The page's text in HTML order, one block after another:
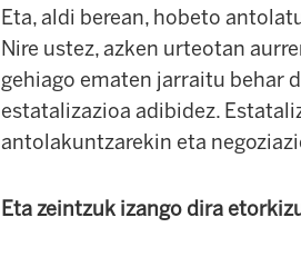
Eta, aldi berean, hobeto
Nire ustez, azken urteotan
gehiago ematen jarraitu behar
estatalizazioa adibidez.
antolakuntzarekin eta
Eta zeintzuk izango dira